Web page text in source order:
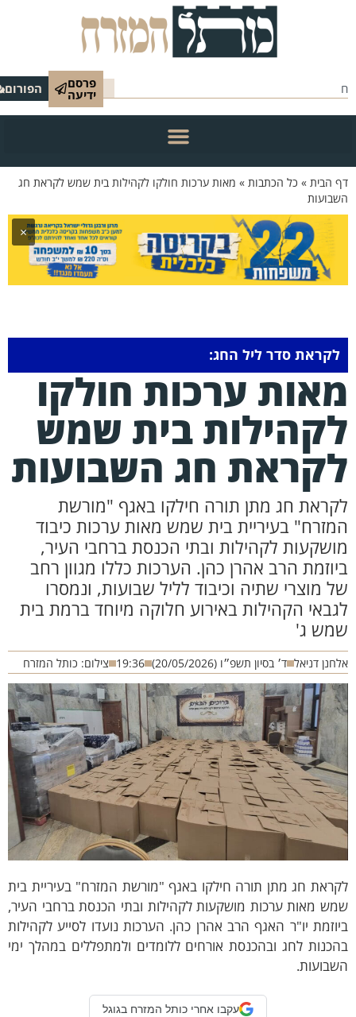
פרסם
ידיעה הפורום
הבית»כל הכתבות»מאות ערכות חולקו לקהילות בית שמש לקראת חג
×
לקראת סדר ליל החג:
ערכות חולקו
בית שמש
חג השבועות
חג מתן תורה חילקו באגף "מורשת
בעיריית בית שמש מאות ערכות כיבוד
לקהילות ובתי הכנסת ברחבי העיר,
הרב אהרן כהן. הערכות כללו מגוון רחב
מוצרי שתיה וכיבוד לליל שבועות, ונמסרו
הקהילות באירוע חלוקה מיוחד ברמת בית
ג'
דניאל ד׳ בסיון תשפ״ו (20/05/2026) 19:36 צילום: כותל המזרח
חג מתן תורה חילקו באגף "מורשת המזרח" בעיריית בית
מאות ערכות מושקעות לקהילות ובתי הכנסת ברחבי העיר,
יו"ר האגף הרב אהרן כהן. הערכות נועדו לסייע לקהילות
לחג ובהכנסת אורחים ללומדים ולמתפללים במהלך ימי
עקבו אחרי כותל המזרח בגוגל